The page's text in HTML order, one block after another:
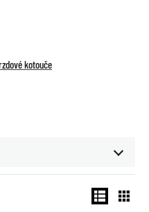
kotouče